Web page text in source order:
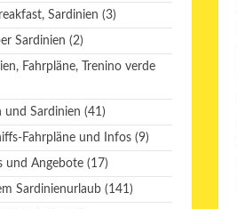
Sardinien (3)
Sardinien (2)
Fahrpläne, Trenino verde
und Sardinien (41)
Fahrpläne und Infos (9)
und Angebote (17)
Sardinienurlaub (141)